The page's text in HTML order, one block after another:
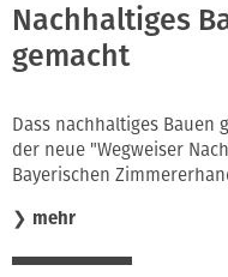
Nachhaltiges
gemacht
Dass nachhaltiges
der neue "Wegweiser
Bayerischen
❯ mehr